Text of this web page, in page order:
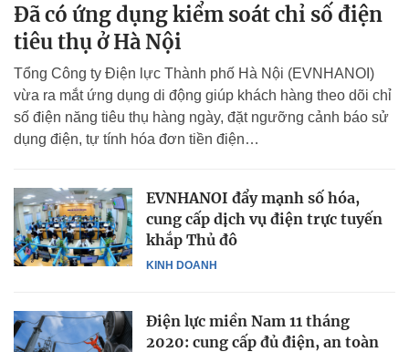
Đã có ứng dụng kiểm soát chỉ số điện
tiêu thụ ở Hà Nội
Tổng Công ty Điện lực Thành phố Hà Nội (EVNHANOI)
vừa ra mắt ứng dụng di động giúp khách hàng theo dõi chỉ
số điện năng tiêu thụ hàng ngày, đặt ngưỡng cảnh báo sử
dụng điện, tự tính hóa đơn tiền điện…
KINH DOANH
EVNHANOI đẩy mạnh số hóa,
cung cấp dịch vụ điện trực tuyến
khắp Thủ đô
Điện lực miền Nam 11 tháng
2020: cung cấp đủ điện, an toàn